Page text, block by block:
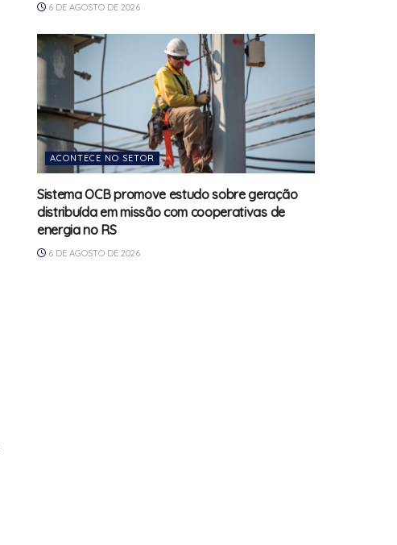
6 DE AGOSTO DE 2026
ACONTECE NO SETOR
Sistema OCB promove estudo sobre geração
distribuída em missão com cooperativas de
energia no RS
6 DE AGOSTO DE 2026